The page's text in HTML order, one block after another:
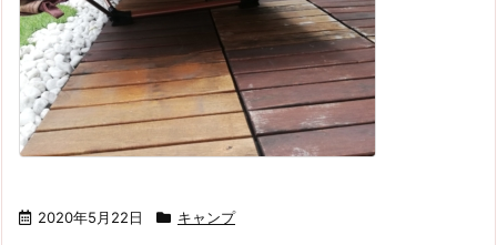
2020年5月22日 キャンプ